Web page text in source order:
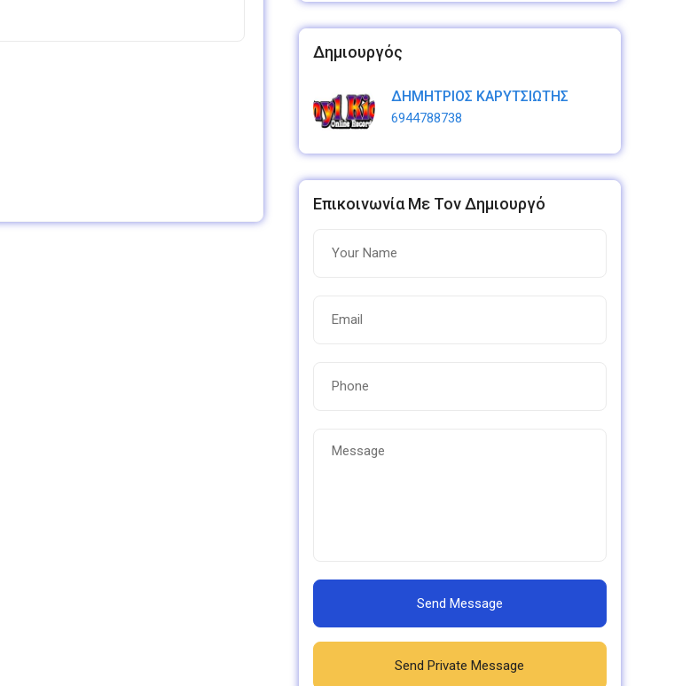
Δημιουργός
ΔΗΜΗΤΡΙΟΣ ΚΑΡΥΤΣΙΩΤΗΣ
6944788738
Επικοινωνία Με Τον Δημιουργό
Send Message
Send Private Message